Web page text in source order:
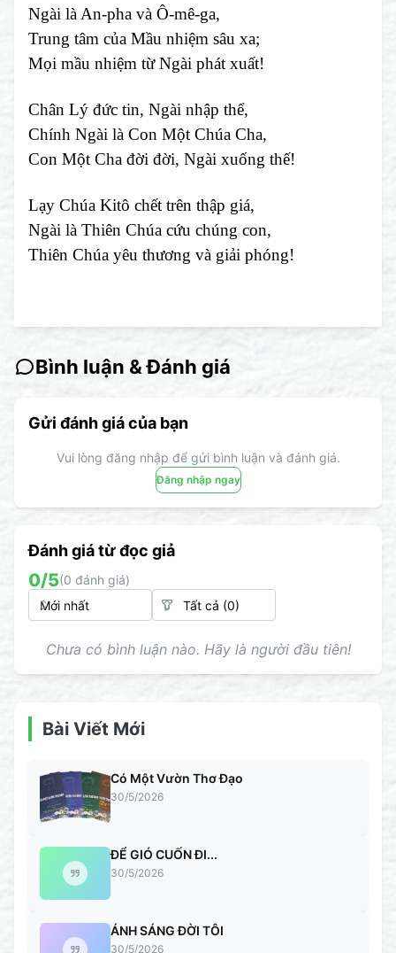
Ngài là An-pha và Ô-mê-ga,
Trung tâm của Mầu nhiệm sâu xa;
Mọi mầu nhiệm từ Ngài phát xuất!
Chân Lý đức tin, Ngài nhập thể,
Chính Ngài là Con Một Chúa Cha,
Con Một Cha đời đời, Ngài xuống thế!
Lạy Chúa Kitô chết trên thập giá,
Ngài là Thiên Chúa cứu chúng con,
Thiên Chúa yêu thương và giải phóng!
Bình luận & Đánh giá
Gửi đánh giá của bạn
Vui lòng đăng nhập để gửi bình luận và đánh giá.
Đăng nhập ngay
Đánh giá từ đọc giả
0/5(0 đánh giá)
Chưa có bình luận nào. Hãy là người đầu tiên!
Bài Viết Mới
Có Một Vườn Thơ Đạo
30/5/2026
ĐỂ GIÓ CUỐN ĐI...
30/5/2026
ÁNH SÁNG ĐỜI TÔI
30/5/2026